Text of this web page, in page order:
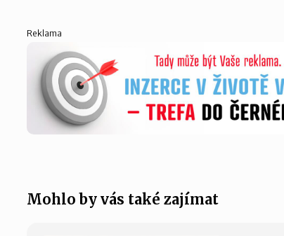
Reklama
Mohlo by vás také zajímat